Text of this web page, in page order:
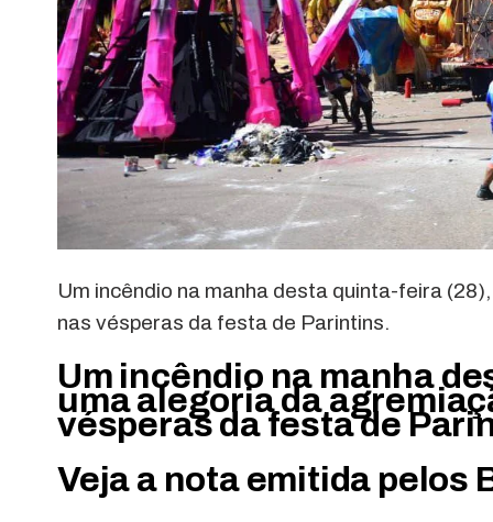
Um incêndio na manha desta quinta-feira
nas vésperas da festa de Parintins.
Um incêndio na manha
uma alegoria da
vésperas da festa de
Veja a nota emitida pelos